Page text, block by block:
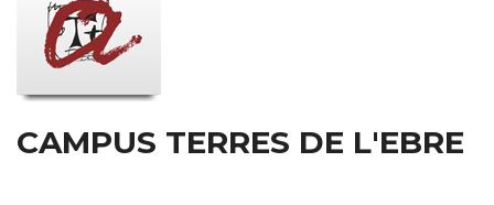
VIDA AL CAMPUS
CAMPUS TERRES DE L'EBRE